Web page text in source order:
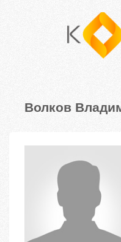
Волков